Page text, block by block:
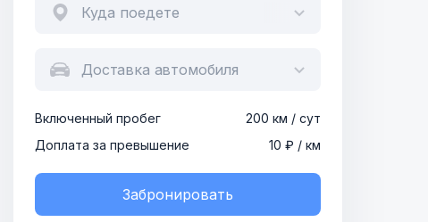
Куда поедете
Доставка автомобиля
Включенный пробег
200 км / сут
Доплата за превышение
10 ₽ / км
Забронировать